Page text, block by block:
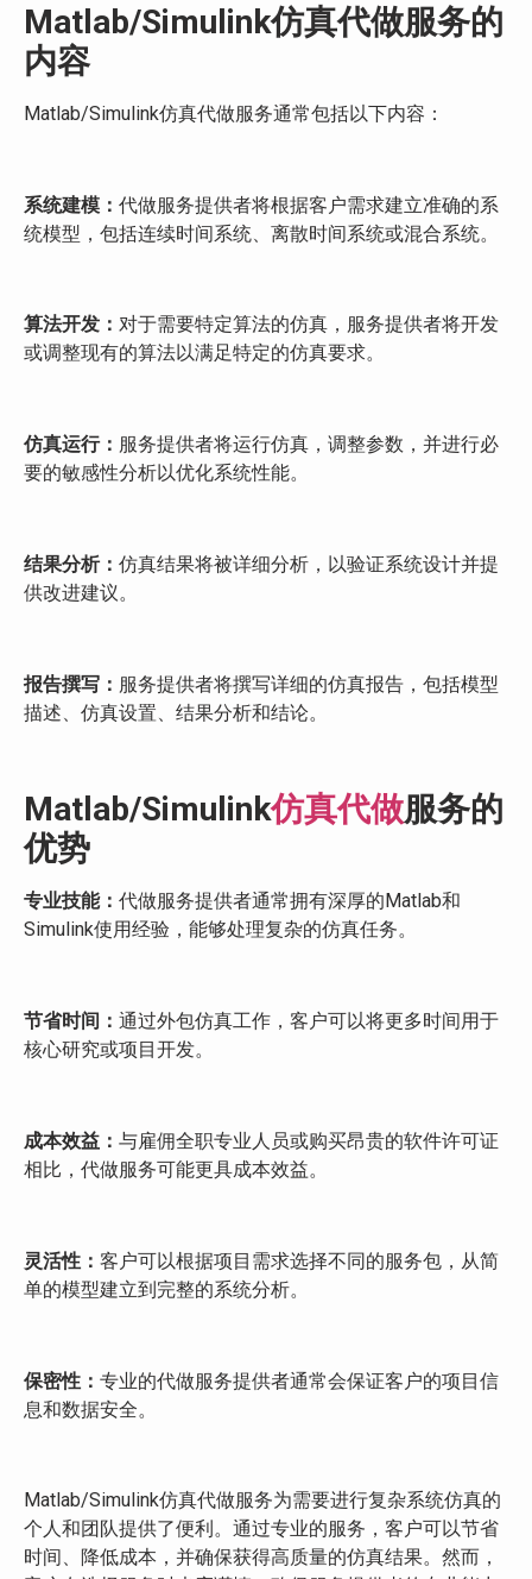
Matlab/Simulink仿真代做服务的
内容
Matlab/Simulink仿真代做服务通常包括以下内容：
系统建模： 代做服务提供者将根据客户需求建立准确的系
统模型，包括连续时间系统、离散时间系统或混合系统。
算法开发： 对于需要特定算法的仿真，服务提供者将开发
或调整现有的算法以满足特定的仿真要求。
仿真运行： 服务提供者将运行仿真，调整参数，并进行必
要的敏感性分析以优化系统性能。
结果分析： 仿真结果将被详细分析，以验证系统设计并提
供改进建议。
报告撰写： 服务提供者将撰写详细的仿真报告，包括模型
描述、仿真设置、结果分析和结论。
Matlab/Simulink仿真代做服务的
优势
专业技能： 代做服务提供者通常拥有深厚的Matlab和
Simulink使用经验，能够处理复杂的仿真任务。
节省时间： 通过外包仿真工作，客户可以将更多时间用于
核心研究或项目开发。
成本效益： 与雇佣全职专业人员或购买昂贵的软件许可证
相比，代做服务可能更具成本效益。
灵活性： 客户可以根据项目需求选择不同的服务包，从简
单的模型建立到完整的系统分析。
保密性： 专业的代做服务提供者通常会保证客户的项目信
息和数据安全。
Matlab/Simulink仿真代做服务为需要进行复杂系统仿真的
个人和团队提供了便利。通过专业的服务，客户可以节省
时间、降低成本，并确保获得高质量的仿真结果。然而，